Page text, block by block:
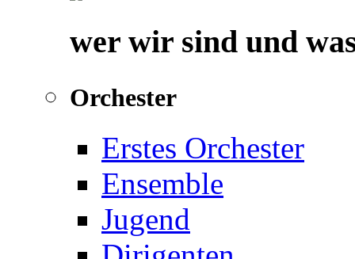
wer wir sind und
Orchester
Erstes Orchester
Ensemble
Jugend